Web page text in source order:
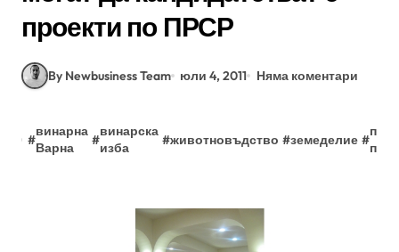
проекти по ПРСР
By Newbusiness Team юли 4, 2011 Няма коментари
#
винарна
Варна
#
винарска
изба
#животновъдство #земеделие #